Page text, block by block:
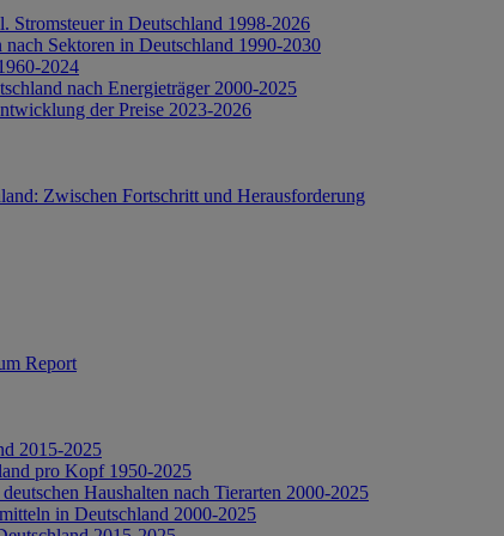
Stromsteuer in Deutschland 1998-2026
nach Sektoren in Deutschland 1990-2030
2024
nach Energieträger 2000-2025
der Preise 2023-2026
Zwischen Fortschritt und Herausforderung
Report
2015-2025
pro Kopf 1950-2025
Haushalten nach Tierarten 2000-2025
in Deutschland 2000-2025